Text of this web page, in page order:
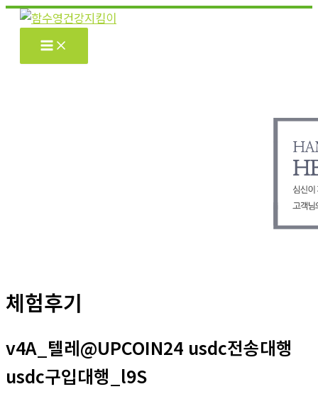
콘
체험후기
v4A_텔레@UPCOIN24 usdc전송대행
usdc구입대행_l9S